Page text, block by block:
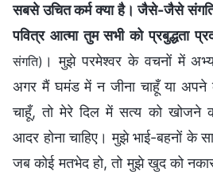
सबसे उचित कर्म क्‍या है। जैसे-जैसे संगति
पवित्र आत्‍मा तुम सभी को प्रबुद्धता
संगति) । मुझे परमेश्वर के वचनों में
अगर मैं घमंड में न जीना चाहूँ या अपने
चाहूँ, तो मेरे दिल में सत्य को खोजने
आदर होना चाहिए। मुझे भाई-बहनों के
जब कोई मतभेद हो, तो मुझे खुद को